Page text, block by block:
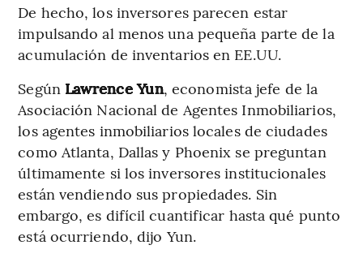
De hecho, los inversores parecen estar
impulsando al menos una pequeña parte de la
acumulación de inventarios en EE.UU.
Según Lawrence Yun, economista jefe de la
Asociación Nacional de Agentes Inmobiliarios,
los agentes inmobiliarios locales de ciudades
como Atlanta, Dallas y Phoenix se preguntan
últimamente si los inversores institucionales
están vendiendo sus propiedades. Sin
embargo, es difícil cuantificar hasta qué punto
está ocurriendo, dijo Yun.